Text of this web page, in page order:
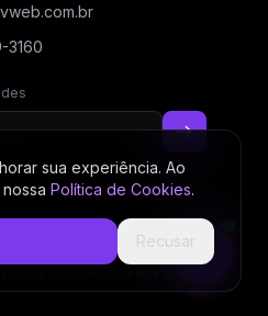
3160
sua experiência. Ao
Política de Cookies.
Recusar